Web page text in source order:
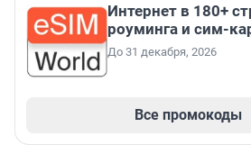
Интернет в 180+
роуминга и сим-
До 31 декабря, 2026
Все промокоды